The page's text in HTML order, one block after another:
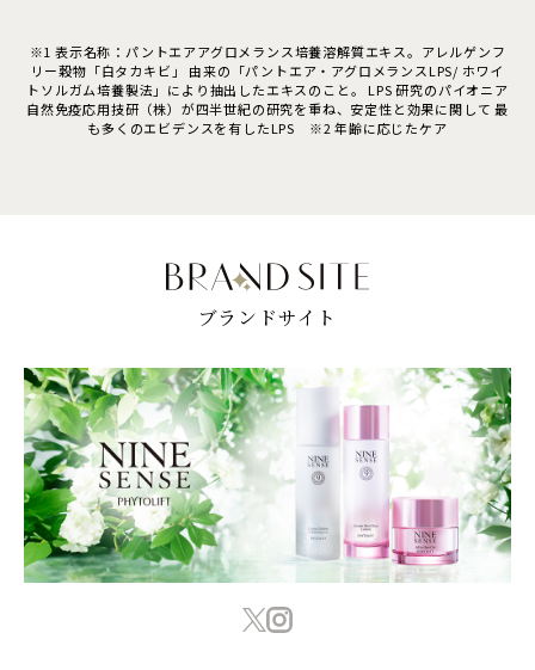
※1 表示名称：パントエアアグロメランス培養溶解質エキス。アレルゲンフ
リー穀物「白タカキビ」 由来の「パントエア・アグロメランスLPS/ ホワイ
トソルガム培養製法」により抽出したエキスのこと。 LPS 研究のパイオニア
自然免疫応用技研（株）が四半世紀の研究を重ね、安定性と効果に関して 最
も多くのエビデンスを有したLPS ※2 年齢に応じたケア
ブランドサイト